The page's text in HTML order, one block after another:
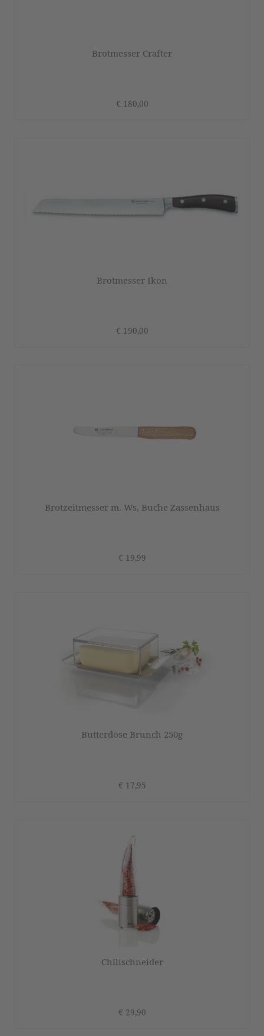
Brotmesser Crafter
€ 180,00
Brotmesser Ikon
€ 190,00
Brotzeitmesser m. Ws, Buche Zassenhaus
€ 19,99
Butterdose Brunch 250g
€ 17,95
Chilischneider
€ 29,90